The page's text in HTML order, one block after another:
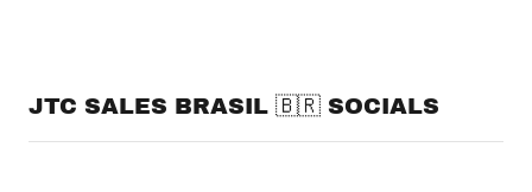
JTC SALES BRASIL 🇧🇷 SOCIALS